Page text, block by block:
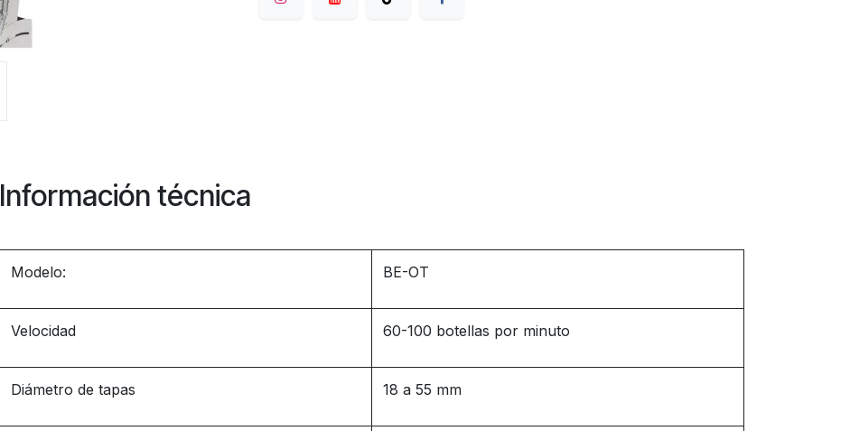
Información técnica
Modelo: BE-OT
Velocidad 60-100 botellas por minuto
Diámetro de tapas 18 a 55 mm